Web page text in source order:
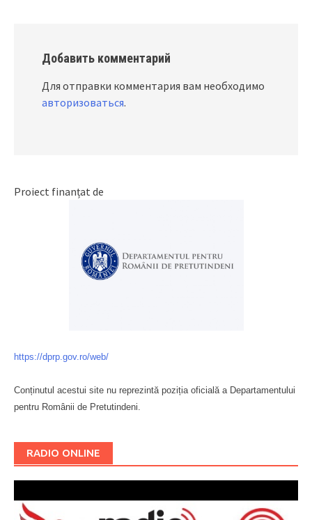
Добавить комментарий
Для отправки комментария вам необходимо
авторизоваться.
Proiect finanțat de
https://dprp.gov.ro/web/
Conținutul acestui site nu reprezintă poziția oficială a Departamentului
pentru Românii de Pretutindeni.
RADIO ONLINE